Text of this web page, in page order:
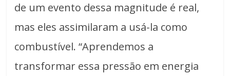
de um evento dessa magnitude é real,
mas eles assimilaram a usá-la como
combustível. “Aprendemos a
transformar essa pressão em energia